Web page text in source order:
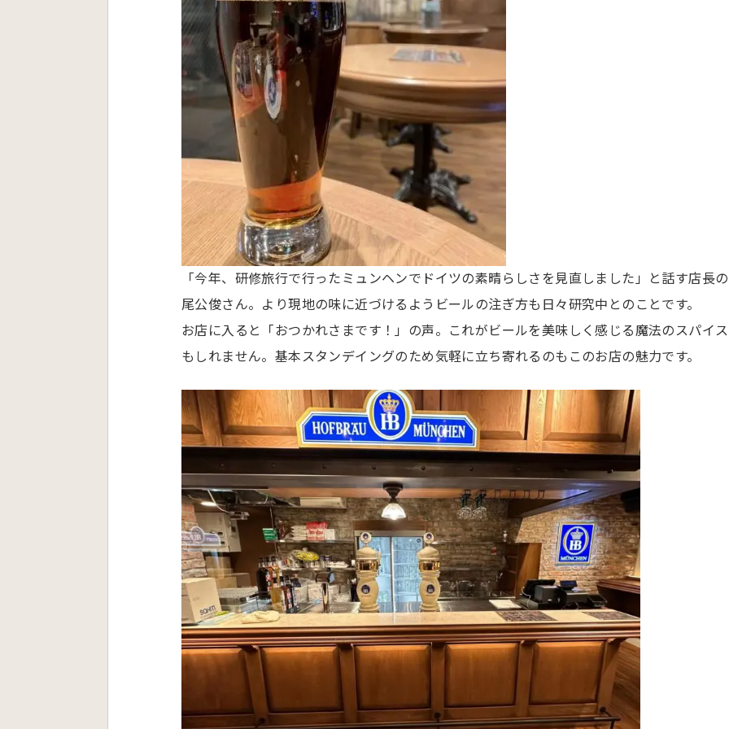
「今年、研修旅行で行ったミュンヘンでドイツの素晴らしさを見直しました」と話す店長
尾公俊さん。より現地の味に近づけるようビールの注ぎ方も日々研究中とのことです。
お店に入ると「おつかれさまです！」の声。これがビールを美味しく感じる魔法のスパイ
もしれません。基本スタンデイングのため気軽に立ち寄れるのもこのお店の魅力です。